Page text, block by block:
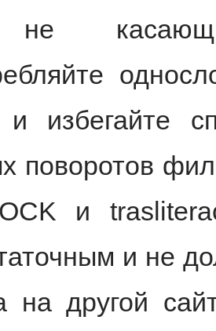
и избегайте
поворотов
и
и не
на другой